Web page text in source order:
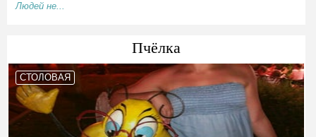
Людей не...
Пчёлка
СТОЛОВАЯ